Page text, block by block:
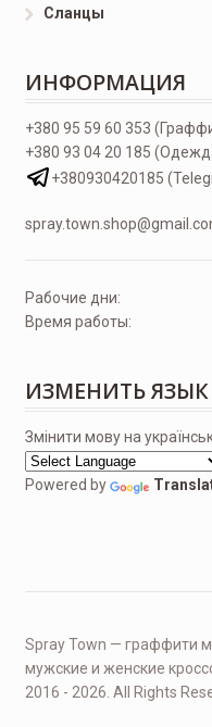
Сланцы
ИНФОРМАЦИЯ
+380 95 59 60 353
+380 93 04 20 185
+380930420185
Рабочие дни:
Время работы:
ИЗМЕНИТЬ ЯЗЫК
Змінити мову на
Powered by
Spray Town — граффити
мужские и женские
2016 - 2026. All Rights